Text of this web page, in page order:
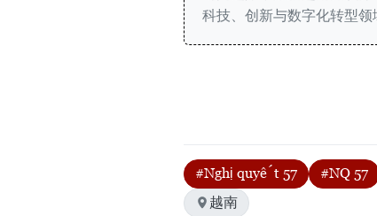
科技、创新与数字化转型领
#Nghị quyết 57 #NQ 57
越南